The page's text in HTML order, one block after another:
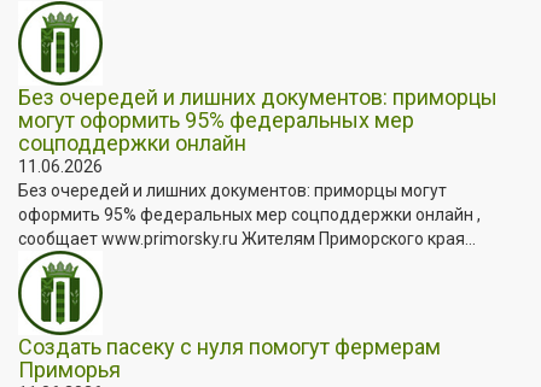
Без очередей и лишних документов: приморцы
могут оформить 95% федеральных мер
соцподдержки онлайн
11.06.2026
Без очередей и лишних документов: приморцы могут
оформить 95% федеральных мер соцподдержки онлайн ,
сообщает www.primorsky.ru Жителям Приморского края...
Создать пасеку с нуля помогут фермерам
Приморья